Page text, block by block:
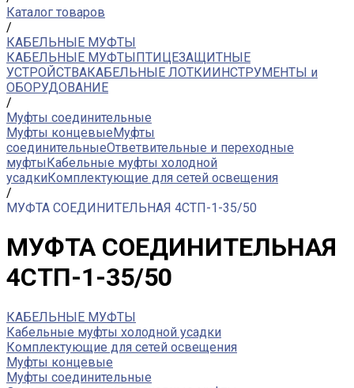
Каталог товаров
/
КАБЕЛЬНЫЕ МУФТЫ
КАБЕЛЬНЫЕ МУФТЫПТИЦЕЗАЩИТНЫЕ
УСТРОЙСТВАКАБЕЛЬНЫЕ ЛОТКИИНСТРУМЕНТЫ и
ОБОРУДОВАНИЕ
/
Муфты соединительные
Муфты концевыеМуфты
соединительныеОтветвительные и переходные
муфтыКабельные муфты холодной
усадкиКомплектующие для сетей освещения
/
МУФТА СОЕДИНИТЕЛЬНАЯ 4СТП-1-35/50
МУФТА СОЕДИНИТЕЛЬНАЯ
4СТП-1-35/50
КАБЕЛЬНЫЕ МУФТЫ
Кабельные муфты холодной усадки
Комплектующие для сетей освещения
Муфты концевые
Муфты соединительные